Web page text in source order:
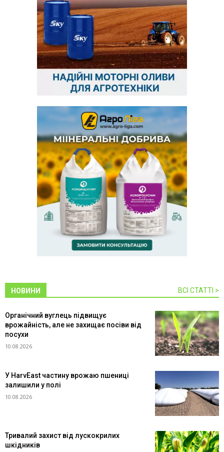
НОВИНИ ВСІ СТАТТІ >
Органічний вуглець підвищує
врожайність, але не захищає посіви від
посухи
10.08.2026
У HarvEast частину врожаю пшениці
залишили у полі
10.08.2026
Тривалий захист від лускокрилих
шкідників